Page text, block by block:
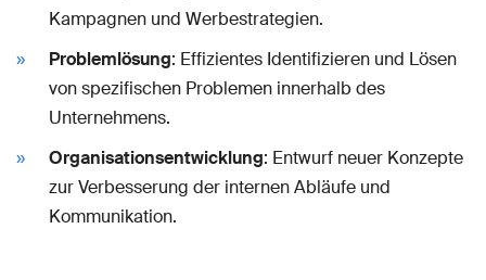
Kampagnen und Werbestrategien.
Problemlösung: Effizientes Identifizieren und Lösen
von spezifischen Problemen innerhalb des
Unternehmens.
Organisationsentwicklung: Entwurf neuer Konzepte
zur Verbesserung der internen Abläufe und
Kommunikation.